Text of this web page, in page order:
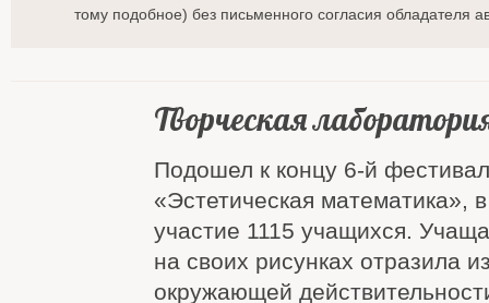
тому подобное) без письменного согласия обладателя
Творческая
Подошел к концу 6-й
«Эстетическая математика»,
участие 1115 учащихся.
на своих рисунках отразила
окружающей